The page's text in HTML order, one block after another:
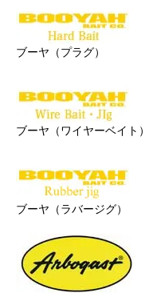
ブーヤ（プラグ）
ブーヤ（ワイヤーベイト）
ブーヤ（ラバージグ）